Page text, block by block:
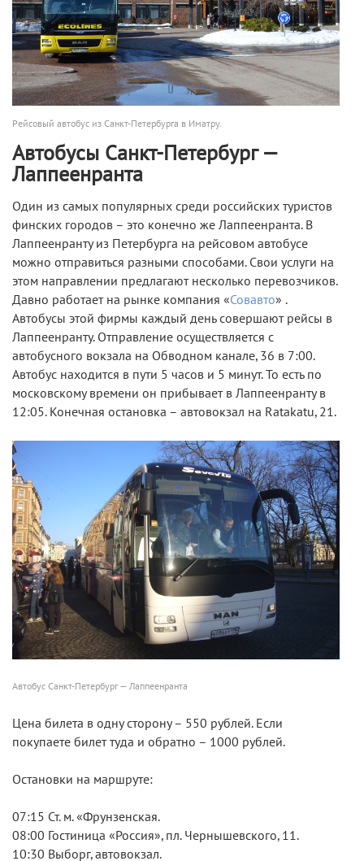
Рейсовый автобус из Санкт-Петербурга в Иматру.
Автобусы Санкт-Петербург —
Лаппеенранта
Один из самых популярных среди российских туристов
финских городов – это конечно же Лаппеенранта. В
Лаппеенранту из Петербурга на рейсовом автобусе
можно отправиться разными способами. Свои услуги на
этом направлении предлагают несколько перевозчиков.
Давно работает на рынке компания «Совавто» .
Автобусы этой фирмы каждый день совершают рейсы в
Лаппеенранту. Отправление осуществляется с
автобусного вокзала на Обводном канале, 36 в 7:00.
Автобус находится в пути 5 часов и 5 минут. То есть по
московскому времени он прибывает в Лаппеенранту в
12:05. Конечная остановка – автовокзал на Ratakatu, 21.
Автобус Санкт-Петербург — Лаппеенранта
Цена билета в одну сторону – 550 рублей. Если
покупаете билет туда и обратно – 1000 рублей.
Остановки на маршруте:
07:15 Ст. м. «Фрунзенская.
08:00 Гостиница «Россия», пл. Чернышевского, 11.
10:30 Выборг, автовокзал.